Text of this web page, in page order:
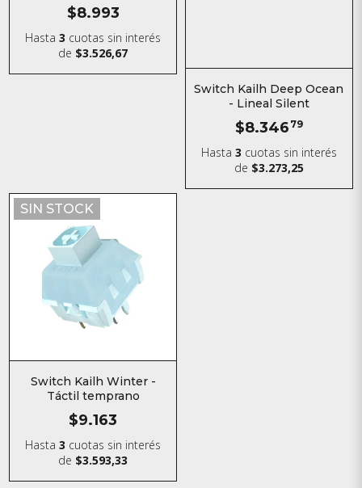
$8.993
Hasta3 cuotas sin interés
de $3.526,67
Switch Kailh Deep Ocean
- Lineal Silent
$8.346 79
Hasta 3 cuotas sin interés
de $3.273,25
SIN STOCK
Switch Kailh Winter -
Táctil temprano
$9.163
Hasta3 cuotas sin interés
de $3.593,33